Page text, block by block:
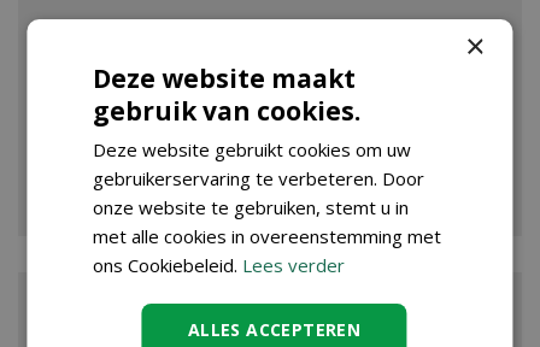
VIJVER
×
Deze website maakt
gebruik van cookies.
Deze website gebruikt cookies om uw
gebruikerservaring te verbeteren. Door
onze website te gebruiken, stemt u in
met alle cookies in overeenstemming met
ons Cookiebeleid. Lees verder
ALLES ACCEPTEREN